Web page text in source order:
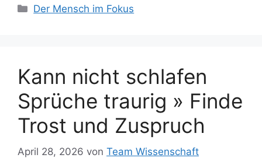
Kategorien
Der Mensch im Fokus
Kann nicht schlafen
Sprüche traurig » Finde
Trost und Zuspruch
April 28, 2026 von Team Wissenschaft